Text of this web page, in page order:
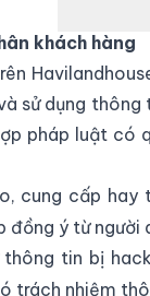
khách hàng
sử dụng
pháp luật
cung cấp
đồng ý từ người
tin bị
trách nhiệm